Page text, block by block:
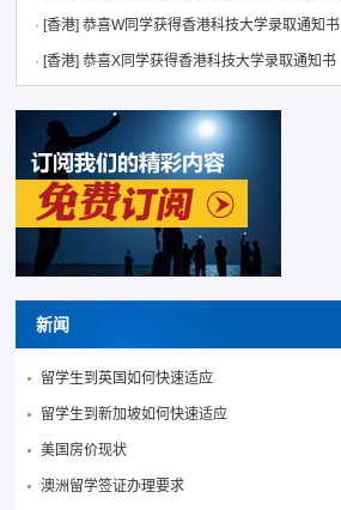
· [香港] 恭喜W同学获得香港科技大学录取通知书
· [香港] 恭喜X同学获得香港科技大学录取通知书
新闻
留学生到英国如何快速适应
留学生到新加坡如何快速适应
美国房价现状
澳洲留学签证办理要求